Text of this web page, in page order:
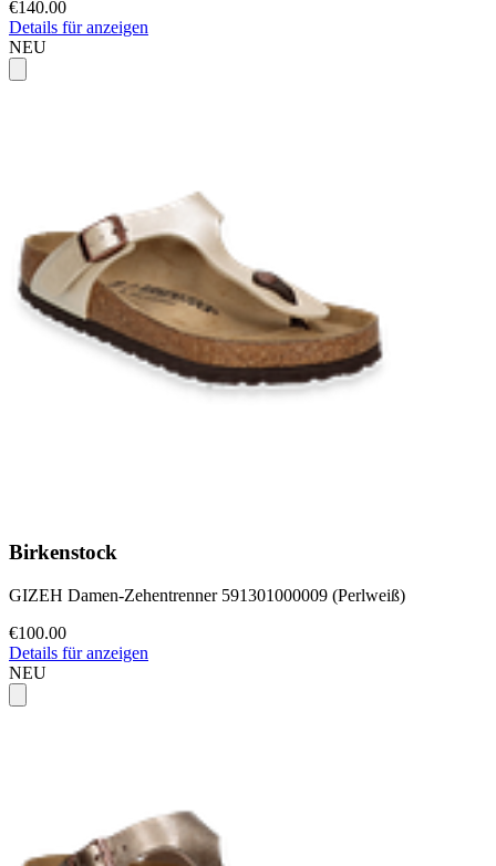
€140.00
Details für anzeigen
NEU
Birkenstock
GIZEH Damen-Zehentrenner 591301000009 (Perlweiß)
€100.00
Details für anzeigen
NEU